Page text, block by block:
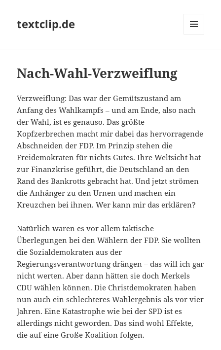
textclip.de
Nach-Wahl-Verzweiflung
Verzweiflung: Das war der Gemütszustand am
Anfang des Wahlkampfs – und am Ende, also nach
der Wahl, ist es genauso. Das größte
Kopfzerbrechen macht mir dabei das hervorragende
Abschneiden der FDP. Im Prinzip stehen die
Freidemokraten für nichts Gutes. Ihre Weltsicht hat
zur Finanzkrise geführt, die Deutschland an den
Rand des Bankrotts gebracht hat. Und jetzt strömen
die Anhänger zu den Urnen und machen ein
Kreuzchen bei ihnen. Wer kann mir das erklären?
Natürlich waren es vor allem taktische
Überlegungen bei den Wählern der FDP. Sie wollten
die Sozialdemokraten aus der
Regierungsverantwortung drängen – das will ich gar
nicht werten. Aber dann hätten sie doch Merkels
CDU wählen können. Die Christdemokraten haben
nun auch ein schlechteres Wahlergebnis als vor vier
Jahren. Eine Katastrophe wie bei der SPD ist es
allerdings nicht geworden. Das sind wohl Effekte,
die auf eine Große Koalition folgen.